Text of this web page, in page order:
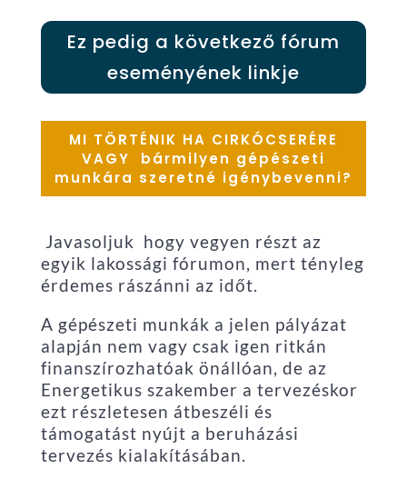
Ez pedig a következő fórum
eseményének linkje
MI TÖRTÉNIK HA CIRKÓCSERÉRE
VAGY bármilyen gépészeti
munkára szeretné igénybevenni?
Javasoljuk hogy vegyen részt az
egyik lakossági fórumon, mert tényleg
érdemes rászánni az időt.
A gépészeti munkák a jelen pályázat
alapján nem vagy csak igen ritkán
finanszírozhatóak önállóan, de az
Energetikus szakember a tervezéskor
ezt részletesen átbeszéli és
támogatást nyújt a beruházási
tervezés kialakításában.